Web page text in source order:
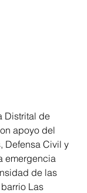
Distrital de
apoyo del
Defensa Civil y
emergencia
de las
Las